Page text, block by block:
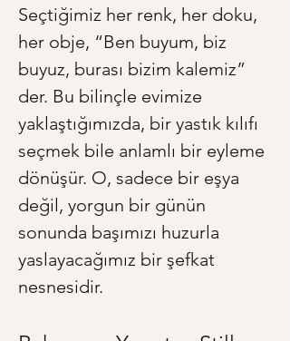
Seçtiğimiz her renk, her doku,
her obje, “Ben buyum, biz
buyuz, burası bizim kalemiz”
der. Bu bilinçle evimize
yaklaştığımızda, bir yastık kılıfı
seçmek bile anlamlı bir eyleme
dönüşür. O, sadece bir eşya
değil, yorgun bir günün
sonunda başımızı huzurla
yaslayacağımız bir şefkat
nesnesidir.